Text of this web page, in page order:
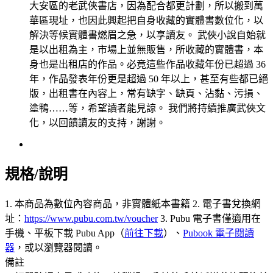
大安區的老武俠書店，因為配合都更計劃，所以搬到萬
華區現址，也因此興起把自身收藏的實體書數位化，以
解決等候實體書燃眉之急，以享讀友。 武俠小說自始就
是以出租為主，市場上並無販售，所收藏的實體書，本
身也是出租店的作品。必竟這些作品收藏年份已超過 36
年，作品發表年份更是超過 50 年以上，甚至有些都已絕
版，出租書在內容上，常有缺字、缺頁、沾黏、污損、
塗鴨……等，希望讀者能見諒。 我們將持續推廣武俠文
化，以回饋讀友的支持，謝謝。
規格/說明
1. 本商品為數位內容商品，非實體紙本書籍 2. 電子書兌換網
址： https://www.pubu.com.tw/voucher3. Pubu 電子書僅適用在
手機、平板下載 Pubu App（前往下載）、 Pubook 電子閱讀
器 ，或以瀏覽器閱讀。
備註